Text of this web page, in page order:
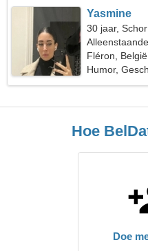
Yasmine
30 jaar,
Fléron, België
Humor,
Hoe
Doe